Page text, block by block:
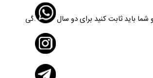
) صادر میشود و شما باید ثابت کنید برای دو سال اول زندگی